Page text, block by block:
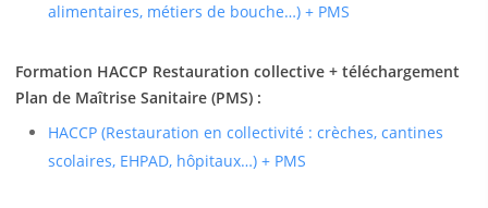
alimentaires, métiers de bouche…) + PMS
Formation HACCP Restauration collective + téléchargement
Plan de Maîtrise Sanitaire (PMS) :
HACCP (Restauration en collectivité : crèches, cantines
scolaires, EHPAD, hôpitaux…) + PMS